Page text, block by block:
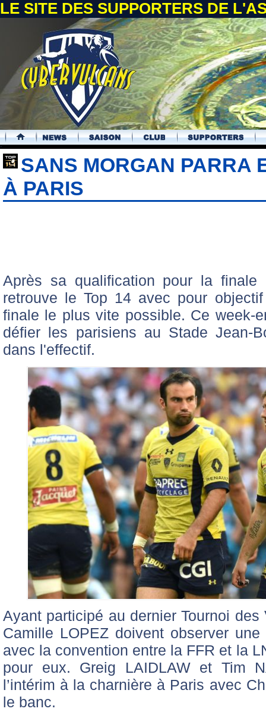
LE SITE DES SUPPORTERS DE
.
SANS MORGAN PARRA
À PARIS
Après sa qualification pour la finale
retrouve le Top 14 avec pour
finale le plus vite possible. Ce week-
défier les parisiens au Stade Jean-
dans l'effectif.
Ayant participé au dernier Tournoi
Camille LOPEZ doivent observer
avec la convention entre la FFR et la
pour eux. Greig LAIDLAW et Tim
l’intérim à la charnière à Paris avec
le banc.